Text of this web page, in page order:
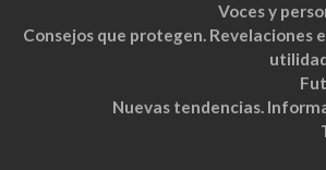
Voces y
Consejos que protegen. Revelaciones
Nuevas tendencias.